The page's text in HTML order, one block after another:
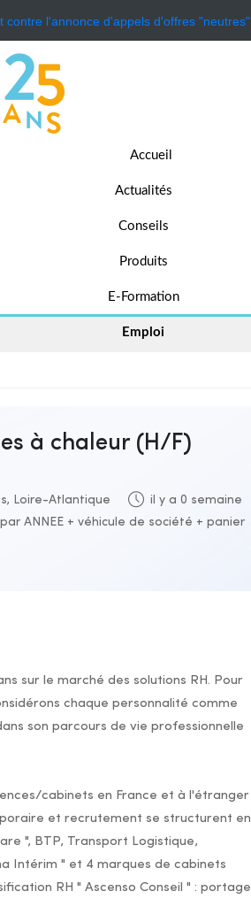
contre l'annonce d'appels d'offres "neutres"
Accueil
Actualités
Conseils
Produits
E-Formation
Emploi
à chaleur (H/F)
Loire-Atlantique
il y a 0 semaine
ANNEE + véhicule de société + panier
sur le marché des solutions RH. Pour
chaque personnalité comme
son parcours de vie professionnelle
cabinets en France et à l'étranger
et recrutement se structurent en
", BTP, Transport Logistique,
Intérim " et 4 marques de cabinets
RH " Ascenso Conseil " : portage